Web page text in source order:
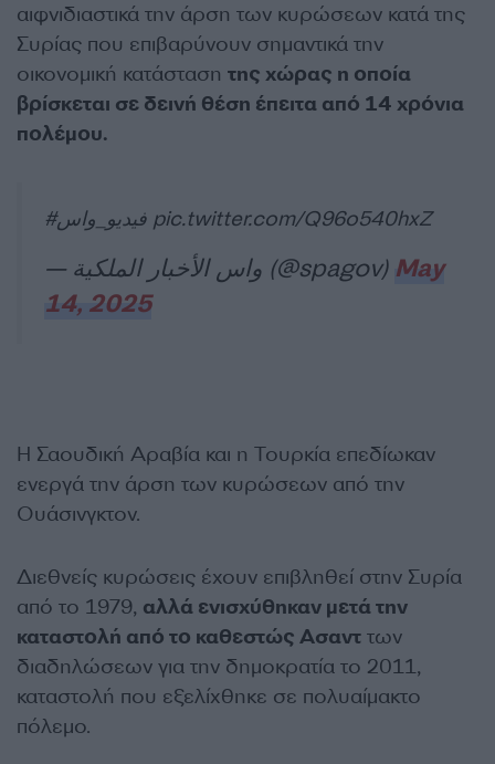
αιφνιδιαστικά την άρση των κυρώσεων κατά της
Συρίας που επιβαρύνουν σημαντικά την
οικονομική κατάσταση της χώρας η οποία
βρίσκεται σε δεινή θέση έπειτα από 14 χρόνια
πολέμου.
#فيديو_واس pic.twitter.com/Q96o540hxZ
— واس الأخبار الملكية (@spagov) May
14, 2025
Η Σαουδική Αραβία και η Τουρκία επεδίωκαν
ενεργά την άρση των κυρώσεων από την
Ουάσινγκτον.
Διεθνείς κυρώσεις έχουν επιβληθεί στην Συρία
από το 1979, αλλά ενισχύθηκαν μετά την
καταστολή από το καθεστώς Ασαντ των
διαδηλώσεων για την δημοκρατία το 2011,
καταστολή που εξελίχθηκε σε πολυαίμακτο
πόλεμο.